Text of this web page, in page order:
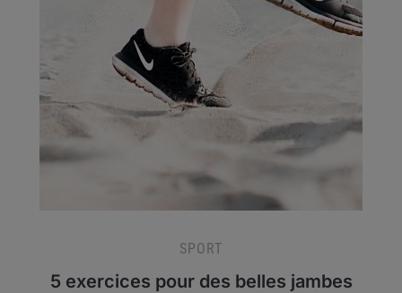
SPORT
5 exercices pour des belles jambes